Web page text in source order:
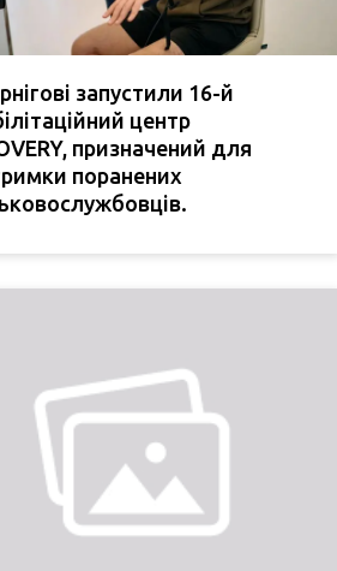
запустили 16-й
центр
призначений для
поранених